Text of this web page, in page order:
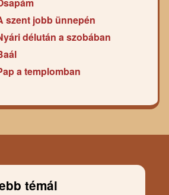
szent jobb ünnepén
délután a szobában
a templomban
témái